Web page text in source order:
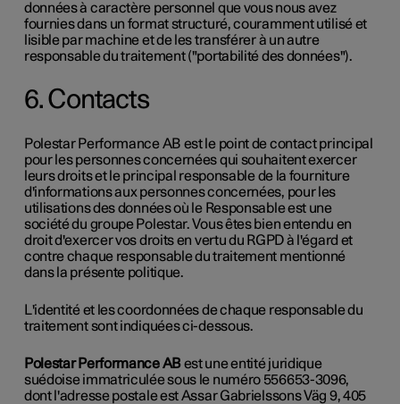
données à caractère personnel que vous nous avez
fournies dans un format structuré, couramment utilisé et
lisible par machine et de les transférer à un autre
responsable du traitement ("portabilité des données").
6. Contacts
Polestar Performance AB est le point de contact principal
pour les personnes concernées qui souhaitent exercer
leurs droits et le principal responsable de la fourniture
d'informations aux personnes concernées, pour les
utilisations des données où le Responsable est une
société du groupe Polestar. Vous êtes bien entendu en
droit d'exercer vos droits en vertu du RGPD à l'égard et
contre chaque responsable du traitement mentionné
dans la présente politique.
L'identité et les coordonnées de chaque responsable du
traitement sont indiquées ci-dessous.
Polestar Performance ABest une entité juridique
suédoise immatriculée sous le numéro 556653-3096,
dont l'adresse postale est Assar Gabrielssons Väg 9, 405